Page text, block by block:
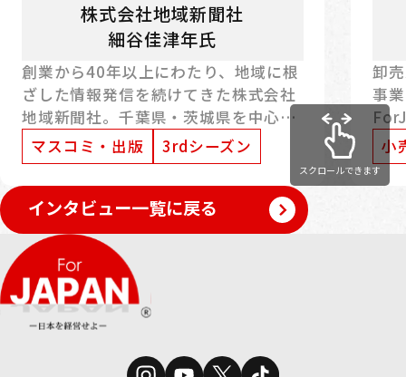
株式会社地域新聞社
細谷佳津年氏
創業から40年以上にわたり、地域に根
ざした情報発信を続けてきた株式会社
地域新聞社。千葉県・茨城県を中心に
フリーペーパーを配布し、地域住民と
事業者をつなぐ役割を担ってきまし
た。近年では、その基盤を活かした新
たな構想や取り組みにも注目が集まっ
ています。本記事では、代表取締役社
長の細谷佳津年氏に、事業の特徴や理
念、そして今後の展望について伺いま
した。
マスコミ・出版 3rdシーズン
卸
事
代
や
い
小
スクロールできます
インタビュー一覧に戻る